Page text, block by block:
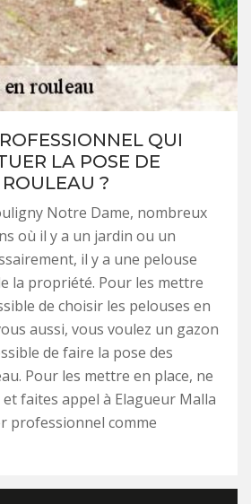
QUI
LA POSE DE
?
Notre Dame, nombreux
où il y a un jardin ou un
il y a une pelouse
la propriété. Pour les mettre
de choisir les pelouses en
aussi, vous voulez un gazon
de faire la pose des
Pour les mettre en place, ne
faites appel à Elagueur Malla
professionnel comme